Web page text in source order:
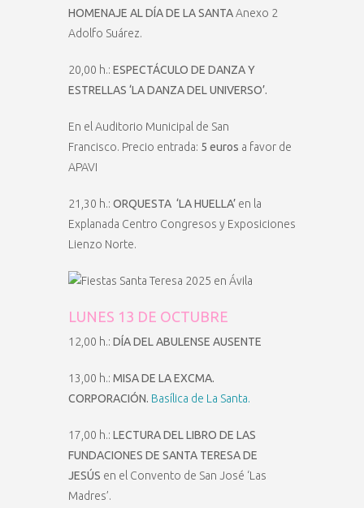
HOMENAJE AL DÍA DE LA SANTAAnexo 2
Adolfo Suárez.
20,00 h.: ESPECTÁCULO DE DANZA Y
ESTRELLAS ‘LA DANZA DEL UNIVERSO’.
En el Auditorio Municipal de San
Francisco. Precio entrada: 5 euros a favor de
APAVI
21,30 h.: ORQUESTA ‘LA HUELLA’ en la
Explanada Centro Congresos y Exposiciones
Lienzo Norte.
LUNES 13 DE OCTUBRE
12,00 h.: DÍA DEL ABULENSE AUSENTE
13,00 h.: MISA DE LA EXCMA.
CORPORACIÓN. Basílica de La Santa.
17,00 h.: LECTURA DEL LIBRO DE LAS
FUNDACIONES DE SANTA TERESA DE
JESÚS en el Convento de San José ‘Las
Madres’.